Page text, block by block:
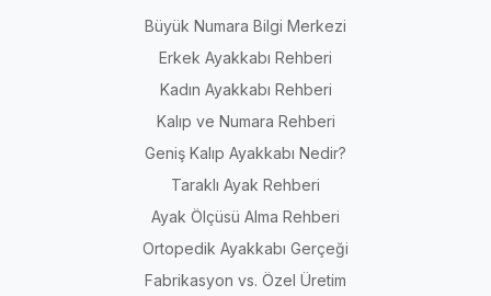
Büyük Numara Bilgi Merkezi
Erkek Ayakkabı Rehberi
Kadın Ayakkabı Rehberi
Kalıp ve Numara Rehberi
Geniş Kalıp Ayakkabı Nedir?
Taraklı Ayak Rehberi
Ayak Ölçüsü Alma Rehberi
Ortopedik Ayakkabı Gerçeği
Fabrikasyon vs. Özel Üretim